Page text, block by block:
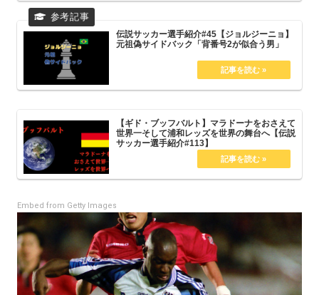
伝説サッカー選手紹介#45【ジョルジーニョ】
元祖偽サイドバック「背番号2が似合う男」
【ギド・ブッフバルト】マラドーナをおさえて
世界一そして浦和レッズを世界の舞台へ【伝説
サッカー選手紹介#113】
Embed from Getty Images